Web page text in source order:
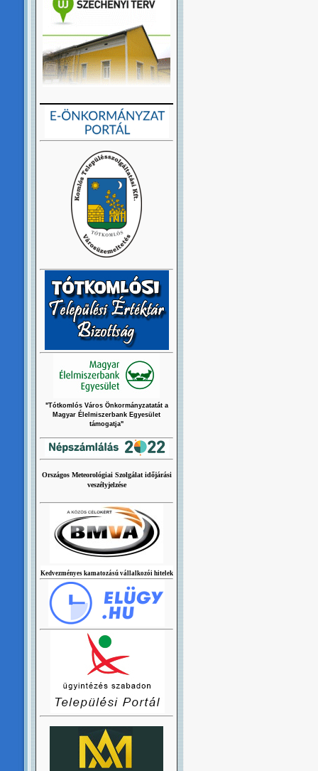
"Tótkomlós Város Önkormányzatatát a
Magyar Élelmiszerbank Egyesület
támogatja"
Országos Meteorológiai Szolgálat időjárási
veszélyjelzése
Kedvezményes kamatozású vállalkozói hitelek